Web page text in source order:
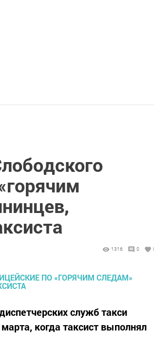
1316 0
служб такси
когда таксист выполнял